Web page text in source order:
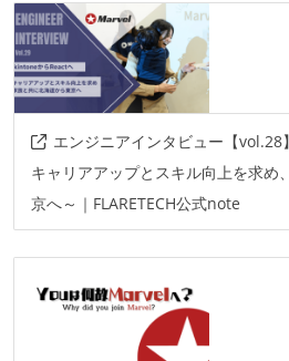
エンジニアインタビュー【
キャリアアップとスキル向上を求め
京へ～｜FLARETECH公式note